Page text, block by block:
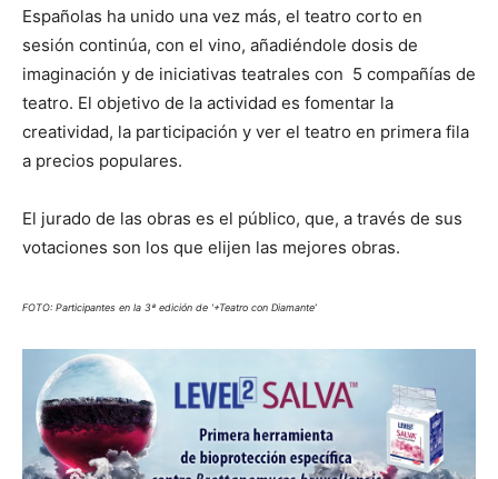
Españolas ha unido una vez más, el teatro corto en
sesión continúa, con el vino, añadiéndole dosis de
imaginación y de iniciativas teatrales con 5 compañías de
teatro. El objetivo de la actividad es fomentar la
creatividad, la participación y ver el teatro en primera fila
a precios populares.
El jurado de las obras es el público, que, a través de sus
votaciones son los que elijen las mejores obras.
FOTO: Participantes en la 3ª edición de ‘+Teatro con Diamante’